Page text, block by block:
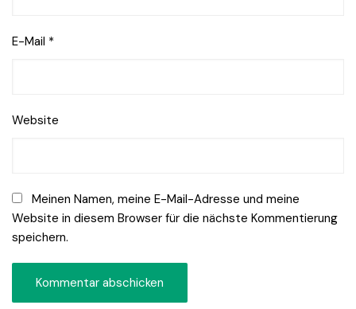
E-Mail *
Website
Meinen Namen, meine E-Mail-Adresse und meine
Website in diesem Browser für die nächste Kommentierung
speichern.